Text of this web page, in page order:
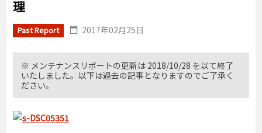
理
Past Report 2017年02月25日
※ メンテナンスリポートの更新は 2018/10/28 を以て終了
いたしました。以下は過去の記事となりますのでご了承く
ださい。